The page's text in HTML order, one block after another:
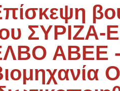
ΣΥΡΙΖΑ-
ΑΒΕΕ -